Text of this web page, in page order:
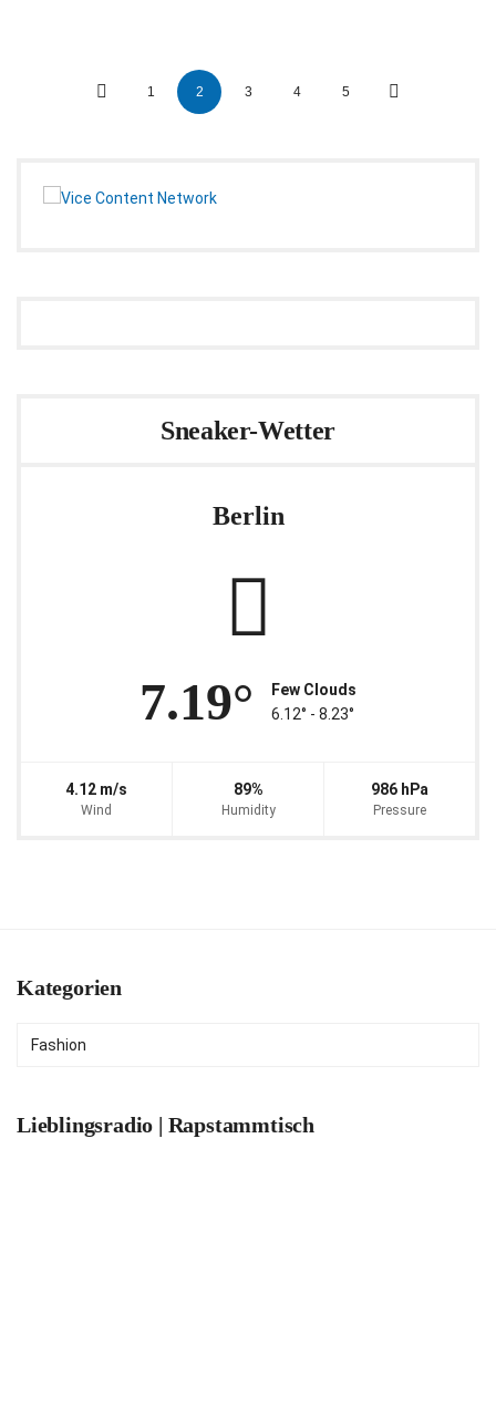
1 2 3 4 5
Sneaker-Wetter
Berlin
7.19°
Few Clouds
6.12° ‐ 8.23°
4.12 m/s
Wind
89%
Humidity
986 hPa
Pressure
Kategorien
Kategorien
Lieblingsradio | Rapstammtisch